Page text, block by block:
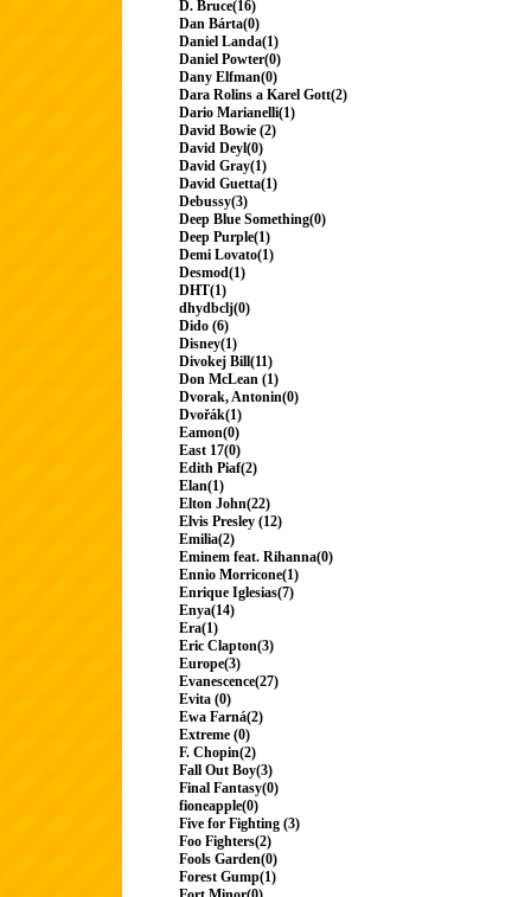
D. Bruce(16)
Dan Bárta(0)
Daniel Landa(1)
Daniel Powter(0)
Dany Elfman(0)
Dara Rolins a Karel Gott(2)
Dario Marianelli(1)
David Bowie (2)
David Deyl(0)
David Gray(1)
David Guetta(1)
Debussy(3)
Deep Blue Something(0)
Deep Purple(1)
Demi Lovato(1)
Desmod(1)
DHT(1)
dhydbclj(0)
Dido (6)
Disney(1)
Divokej Bill(11)
Don McLean (1)
Dvorak, Antonin(0)
Dvořák(1)
Eamon(0)
East 17(0)
Edith Piaf(2)
Elan(1)
Elton John(22)
Elvis Presley (12)
Emilia(2)
Eminem feat. Rihanna(0)
Ennio Morricone(1)
Enrique Iglesias(7)
Enya(14)
Era(1)
Eric Clapton(3)
Europe(3)
Evanescence(27)
Evita (0)
Ewa Farná(2)
Extreme (0)
F. Chopin(2)
Fall Out Boy(3)
Final Fantasy(0)
fioneapple(0)
Five for Fighting (3)
Foo Fighters(2)
Fools Garden(0)
Forest Gump(1)